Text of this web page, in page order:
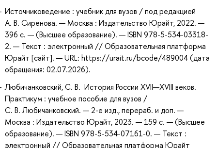
Источниковедение : учебник для вузов / под редакцией
А. В. Сиренова. — Москва : Издательство Юрайт, 2022. —
396 с. — (Высшее образование). — ISBN 978-5-534-03318-
2. — Текст : электронный // Образовательная платформа
Юрайт [сайт]. — URL: https://urait.ru/bcode/489004 (дата
обращения: 02.07.2026).
Любичанковский, С. В. История России XVII—XVIII веков.
Практикум : учебное пособие для вузов /
С. В. Любичанковский. — 2-е изд., перераб. и доп. —
Москва : Издательство Юрайт, 2023. — 159 с. — (Высшее
образование). — ISBN 978-5-534-07161-0. — Текст :
электронный // Образовательная платформа Юрайт